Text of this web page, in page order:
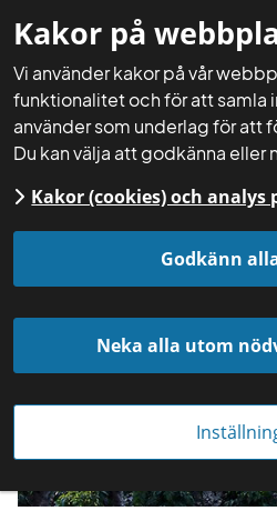
Kakor på
Vi använder kakor på vår
funktionalitet och för att samla
använder som underlag för att
Du kan välja att godkänna eller
Kakor (cookies) och analys
Godkänn
Neka alla utom
Startsida Aktuellt Nyheter